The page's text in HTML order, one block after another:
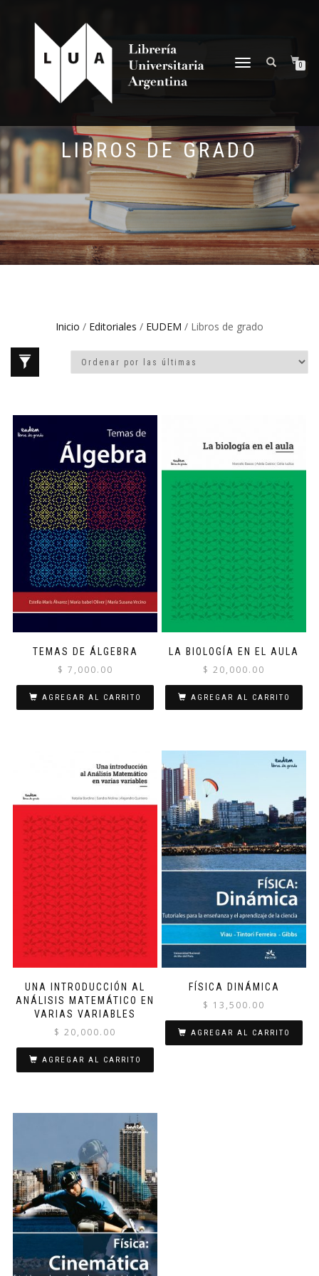
NAVEGACIÓN
0
LIBROS DE GRADO
Inicio / Editoriales / EUDEM / Libros de grado
TEMAS DE ÁLGEBRA
$ 7,000.00
AGREGAR AL CARRITO
LA BIOLOGÍA EN EL AULA
$ 20,000.00
AGREGAR AL CARRITO
UNA INTRODUCCIÓN AL
ANÁLISIS MATEMÁTICO EN
VARIAS VARIABLES
$ 20,000.00
AGREGAR AL CARRITO
FÍSICA DINÁMICA
$ 13,500.00
AGREGAR AL CARRITO